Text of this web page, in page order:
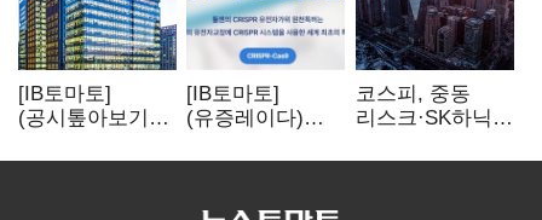
[IB토마토]
(공시톺아보기)
바로 매출로
[IB토마토]
(유증레이다)
3분의 1 토막…
비용부터 챙긴다
코스피, 중동
리스크·SK하닉
뒷걸음